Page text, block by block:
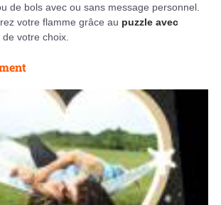
de bols avec ou sans message personnel.
votre flamme grâce au puzzle avec
votre choix.